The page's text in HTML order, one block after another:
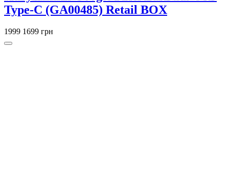
Type-C (GA00485) Retail BOX
1999 1699 грн